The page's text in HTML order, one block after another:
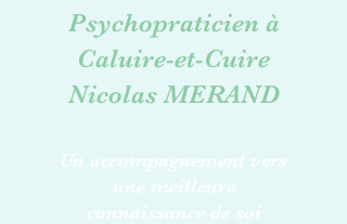
Psychopraticien à
Caluire-et-Cuire
Nicolas MERAND
Un accompagnement vers
une meilleure
connaissance de soi